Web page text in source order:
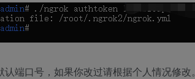
端口号，如果你改过请根据个人情况修改。